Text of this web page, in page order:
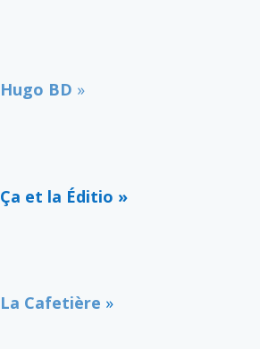
Hugo BD »
Ça et la Éditio »
La Cafetière »